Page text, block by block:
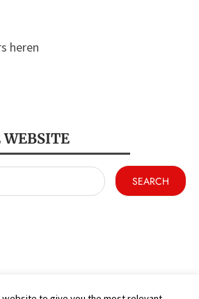
heren
WEBSITE